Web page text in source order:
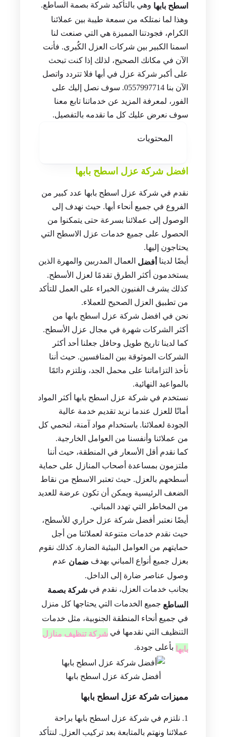
اسطح بابها وهي بالتأكيد شركة بصمة الساطع.
وهذا لما نمتلكه من سمعة طيبة بين عملائنا
الكرام، فجودتنا المميزة هي التي صنعت لنا
اسمنا الكبير بين شركات العزل الكُبرى. فأنت
الآن في مكانك الصحيح، لذلك إذا كنت تبحث
على أكبر شركة عزل في أبها فلا تتردد واتصل
الآن بنا 0557997714. سوف نصل إليك على
الفور، لمعرفة المزيد عن خدماتنا تابع معنا
سوف نعرض عليك كل ما نقدمه بالتفصيل.
المحتويات
افضل شركة عزل اسطح بابها
نقدم في شركة عزل اسطح بابها عدد كبير من
الفروع في جميع أنحاء أبها. حيث نهدف إلى
الوصول إلى عملائنا بسرعة حتى يتمكنوا من
الحصول على جميع خدمات عزل الاسطح التي
يحتاجون إليها.
أيضًا لديناأفضل العمال المدربين والمهرة الذين
يستخدمون أكثر الطرق تقدمًا لعزل الأسطح.
كذلك يشرف الفنيون الخبراء على العمل للتأكد
من تطبيق العزل الصحيح للعملاء.
نحن في افضل شركة عزل اسطح بابها من
أكثر الشركات شهرة في مجال عزل الأسطح.
كما لدينا تاريخ طويل وحافل جعلنا أحد أكثر
الشركات الموثوقة بين المنافسين. حيث أننا
نأخذ التزاماتنا على محمل الجد، ونلتزم دائمًا
بالمواعيد النهائية.
نستخدم في شركة عزل اسطح بابها أكثر المواد
أمانًا للعزل عندما نريد تقديم خدمة عالية
الجودة لعملائنا. باستخدام مواد آمنة، لنحمي كل
من عملائنا وأنفسنا من العوامل الخارجية.
كما نقدم أقل الأسعار في المنطقة، حيث أننا
ملتزمون بمساعدة أصحاب المنازل على حماية
أسطحهم بالعزل. حيث تعتبر الاسطح من نقاط
الضعف الرئيسية ويمكن أن تكون عرضة للعديد
من المخاطر التي تهدد المباني.
أيضًا نعتبر أفضل شركة عزل حراري للأسطح،
حيث نقدم خدمات متنوعة لعملائنا من أجل
حمايتهم من العوامل البيئية الضارة. كذلك نقوم
بعزل جميع أنواع المباني بهدف ضمان عدم
وصول عناصر ضارة إلى الداخل.
بجانب خدمات العزل، نقدم في شركة بصمة
الساطع جميع الخدمات التي يحتاجها كل منزل
في جميع أنحاء المنطقة الجنوبية، مثل خدمات
التنظيف التي نقدمها في شركة تنظيف منازل
بابها بأعلى جودة.
أفضل شركة عزل اسطح بابها
مميزات شركة عزل اسطح بابها
نلتزم في شركة عزل اسطح بابها براحة
عملائنا ونهتم بالمتابعة بعد تركيب العزل. لنتأكد